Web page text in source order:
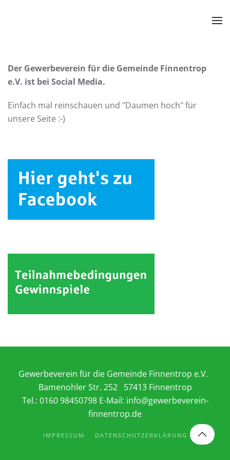
Der Gewerbeverein für die Gemeinde Finnentrop
e.V. ist bei Social Media.
Einfach mal reinschauen und "Daumen hoch" für
unsere Seite :-)
Gewerbeverein für die Gemeinde Finnentrop e.V.
Bamenohler Str. 252 57413 Finnentrop
Tel.: 0160 98450798 E-Mail: info@gewerbeverein-
finnentrop.de
IMPRESSUM DATENSCHUTZERKLÄRUNG